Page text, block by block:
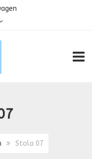
Stola 07